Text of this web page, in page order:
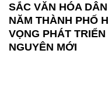
SẮC VĂN HÓA
NĂM THÀNH PHỐ
VỌNG PHÁT
NGUYÊN MỚI